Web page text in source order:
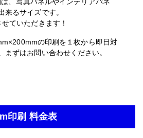
来るサイズです。
ていただきます！
の印刷を１枚から即日対
まずはお問い合わせください。
印刷 料金表